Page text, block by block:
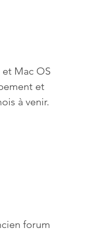
Mac OS
et
à venir.
forum